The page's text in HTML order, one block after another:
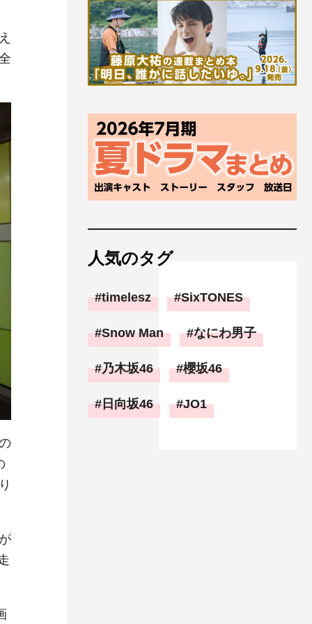
人気のタグ
timelesz SixTONES
Snow Man なにわ男子
乃木坂46 櫻坂46
日向坂46 JO1